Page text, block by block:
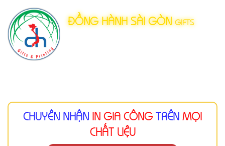
ĐỒNG HÀNH SÀI GÒNGIFTS
CHUYÊN NHẬN IN GIA CÔNGTRÊN MỌI
CHẤT LIỆU